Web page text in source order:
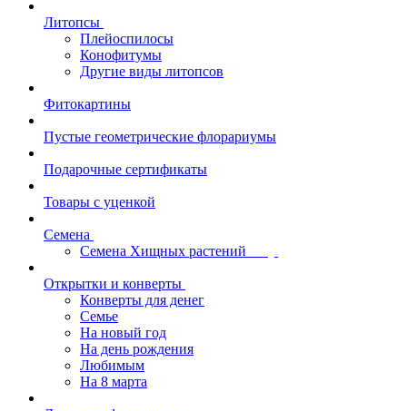
Литопсы
Плейоспилосы
Конофитумы
Другие виды литопсов
Фитокартины
Пустые геометрические флорариумы
Подарочные сертификаты
Товары с уценкой
Семена
Семена Хищных растений
Открытки и конверты
Конверты для денег
Семье
На новый год
На день рождения
Любимым
На 8 марта